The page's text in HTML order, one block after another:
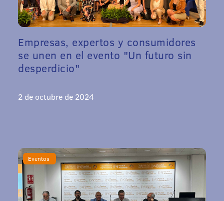
Empresas, expertos y consumidores
se unen en el evento "Un futuro sin
desperdicio"
2 de octubre de 2024
Eventos